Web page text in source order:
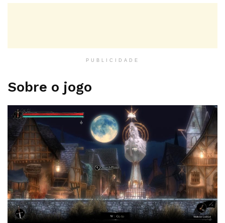
PUBLICIDADE
Sobre o jogo